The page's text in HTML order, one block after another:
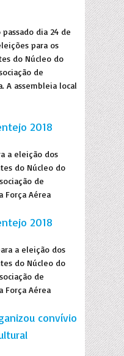
dia 24 de
para os
do Núcleo do
de
A assembleia local
2018
a eleição dos
do Núcleo do
de
Força Aérea
2018
a eleição dos
do Núcleo do
de
Força Aérea
convívio